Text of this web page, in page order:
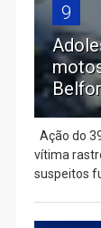
9
Ação do
vítima
suspeitos